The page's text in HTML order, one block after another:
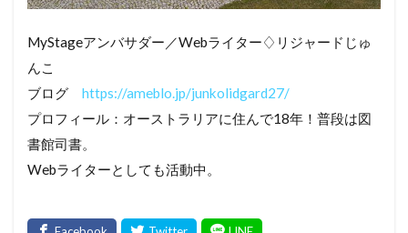
MyStageアンバサダー／Webライター♢リジャードじゅ
んこ
ブログ https://ameblo.jp/junkolidgard27/
プロフィール：オーストラリアに住んで18年！普段は図
書館司書。
Webライターとしても活動中。